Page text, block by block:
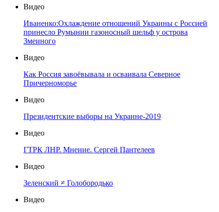
Видео
Иваненко:Охлаждение отношений Украины с Россией
принесло Румынии газоносный шельф у острова
Змеиного
Видео
Как Россия завоёвывала и осваивала Северное
Причерноморье
Видео
Президентские выборы на Украине-2019
Видео
ГТРК ЛНР. Мнение. Сергей Пантелеев
Видео
Зеленский ≠ Голобородько
Видео